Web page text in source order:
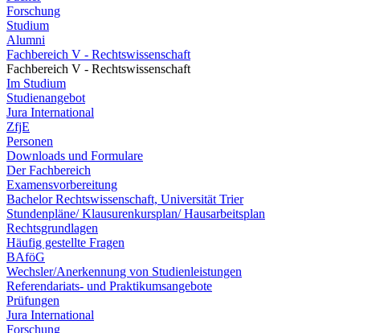
Forschung
Studium
Alumni
Fachbereich V - Rechtswissenschaft
Fachbereich V - Rechtswissenschaft
Im Studium
Studienangebot
Jura International
ZfjE
Personen
Downloads und Formulare
Der Fachbereich
Examensvorbereitung
Bachelor Rechtswissenschaft, Universität Trier
Stundenpläne/ Klausurenkursplan/ Hausarbeitsplan
Rechtsgrundlagen
Häufig gestellte Fragen
BAföG
Wechsler/Anerkennung von Studienleistungen
Referendariats- und Praktikumsangebote
Prüfungen
Jura International
Forschung